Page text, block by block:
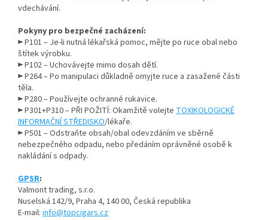
vdechávání.
Pokyny pro bezpečné zacházení:
► P101 – Je-li nutná lékařská pomoc, mějte po ruce obal nebo
štítek výrobku.
► P102 – Uchovávejte mimo dosah dětí.
► P264 – Po manipulaci důkladně omyjte ruce a zasažené části
těla.
► P280 – Používejte ochranné rukavice.
► P301+P310 – PŘI POŽITÍ: Okamžitě volejte TOXIKOLOGICKÉ
INFORMAČNÍ STŘEDISKO/lékaře.
► P501 – Odstraňte obsah/obal odevzdáním ve sběrně
nebezpečného odpadu, nebo předáním oprávněné osobě k
nakládání s odpady.
GPSR:
Valmont trading, s.r.o.
Nuselská 142/9, Praha 4, 140 00, Česká republika
E-mail: info@topcigars.cz